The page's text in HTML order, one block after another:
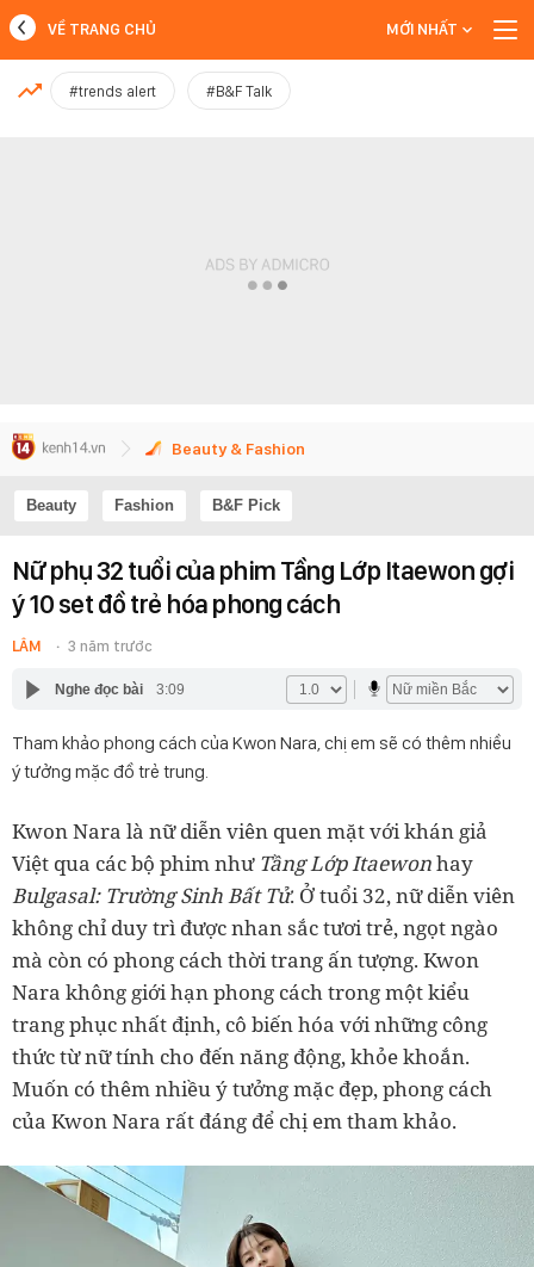
MỚI NHẤT
VỀ TRANG CHỦ MỚI NHẤT
#trends alert #B&F Talk
Beauty & Fashion
Beauty Fashion B&F Pick
Nữ phụ 32 tuổi của phim Tầng Lớp Itaewon gợi
ý 10 set đồ trẻ hóa phong cách
LÂM 3 năm trước
Nghe đọc bài 3:09
Tham khảo phong cách của Kwon Nara, chị em sẽ có thêm nhiều
ý tưởng mặc đồ trẻ trung.
Kwon Nara là nữ diễn viên quen mặt với khán giả
Việt qua các bộ phim như Tầng Lớp Itaewonhay
Bulgasal: Trường Sinh Bất Tử. Ở tuổi 32, nữ diễn viên
không chỉ duy trì được nhan sắc tươi trẻ, ngọt ngào
mà còn có phong cách thời trang ấn tượng. Kwon
Nara không giới hạn phong cách trong một kiểu
trang phục nhất định, cô biến hóa với những công
thức từ nữ tính cho đến năng động, khỏe khoắn.
Muốn có thêm nhiều ý tưởng mặc đẹp, phong cách
của Kwon Nara rất đáng để chị em tham khảo.